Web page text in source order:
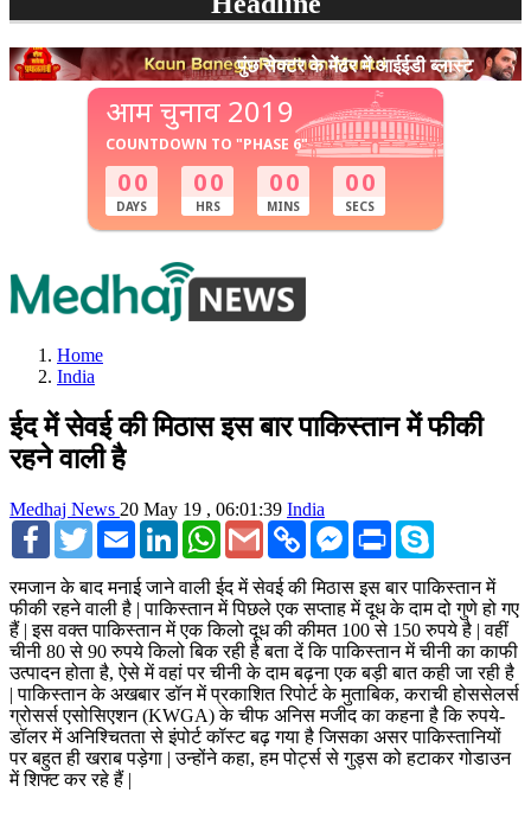
पुंछ सेक्टर के मेंढर में आईईडी ब्लास्ट
Home
India
ईद में सेवई की मिठास इस बार पाकिस्तान में फीकी
रहने वाली है
Medhaj News 20 May 19 , 06:01:39 India
Facebook
TwitterEmail LinkedInWhatsApp
Gmail Copy
Link
Facebook
Messenger
Print
रमजान के बाद मनाई जाने वाली ईद में सेवई की मिठास इस बार पाकिस्तान में
फीकी रहने वाली है | पाकिस्तान में पिछले एक सप्ताह में दूध के दाम दो गुणे हो गए
हैं | इस वक्त पाकिस्तान में एक किलो दूध की कीमत 100 से 150 रुपये है | वहीं
चीनी 80 से 90 रुपये किलो बिक रही है बता दें कि पाकिस्तान में चीनी का काफी
उत्पादन होता है, ऐसे में वहां पर चीनी के दाम बढ़ना एक बड़ी बात कही जा रही है
| पाकिस्तान के अखबार डॉन में प्रकाशित रिपोर्ट के मुताबिक, कराची होससेलर्स
ग्रोसर्स एसोसिएशन (KWGA) के चीफ अनिस मजीद का कहना है कि रुपये-
डॉलर में अनिश्चितता से इंपोर्ट कॉस्ट बढ़ गया है जिसका असर पाकिस्तानियों
पर बहुत ही खराब पड़ेगा | उन्होंने कहा, हम पोर्ट्स से गुड्स को हटाकर गोडाउन
में शिफ्ट कर रहे हैं |